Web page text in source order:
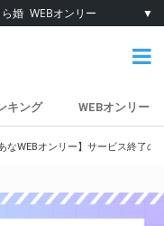
ら婚 WEBオンリー ▼
キング WEBオンリー
なWEBオンリー】サービス終了の